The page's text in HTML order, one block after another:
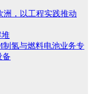
洲，以工程实践推动
堆
制氢与燃料电池业务专
备